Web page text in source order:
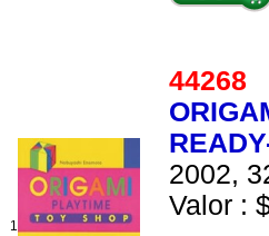
1
44268
2002,
Valor :